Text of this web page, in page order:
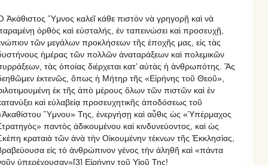
Ἀκάθιστος Ὕμνος καλεῖ κάθε πιστὸν νὰ γρηγορῇ καὶ νὰ
ὀρθὸς καὶ εὐσταλής, ἐν ταπεινώσει καὶ προσευχῇ,
τῶν μεγάλων προκλήσεων τῆς ἐποχῆς μας, εἰς τὰς
ἡμέρας τῶν πολλῶν ἀναταράξεων καὶ πολεμικῶν
τὰς ὁποίας διέρχεται κατ’ αὐτὰς ἡ ἀνθρωπότης. Ἂς
ἐκτενῶς, ὅπως ἡ Μήτηρ τῆς «Εἰρήνης τοῦ Θεοῦ»,
ἐκ τῆς ἀπὸ μέρους ὅλων τῶν πιστῶν καὶ ἐν
καὶ εὐλαβείᾳ προσευχητικῆς ἀποδόσεως τοῦ
Ὕμνου» Της, ἐνεργήσῃ καὶ αὖθις ὡς «Ὑπέρμαχος
παντὸς ἀδικουμένου καὶ κινδυνεύοντος, καὶ ὡς
κραταιὰ τῶν ἀνὰ τὴν Οἰκουμένην τέκνων τῆς Ἐκκλησίας,
εἰς τὸ ἀνθρώπινον γένος τὴν ἀληθῆ καὶ «πάντα
ὑπερέχουσαν»[3] Εἰρήνην τοῦ Υἱοῦ Της!